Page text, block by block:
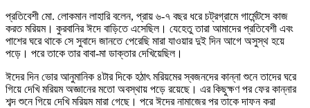
প্রতিবেশী মো. লোকমান লাহারি বলেন, প্রায় ৬-৭ বছর ধরে চট্রগ্রামে গার্মেন্টসে কাজ
করত মরিয়ম। কুরবানির ঈদে বাড়িতে এসেছিল। যেহেতু তারা আমাদের প্রতিবেশী এবং
পাশের ঘরে থাকে সে সুবাদে জানতে পেরেছি মারা যাওয়ার দুই দিন আগে অসুস্থ হয়ে
পড়ে। পরে তাকে তার বাবা-মা ডাক্তার দেখিয়েছিল।
ঈদের দিন ভোর আনুমানিক ৪টার দিকে হঠাৎ মরিয়মের স্বজনদের কান্না শুনে তাদের ঘরে
গিয়ে দেখি মরিয়ম অজ্ঞানের মতো অবস্থায় পড়ে রয়েছে। এর কিছুক্ষণ পর ফের কান্নার
শব্দ শুনে গিয়ে দেখি মরিয়ম মারা গেছে। পরে ঈদের নামাজের পর তাকে দাফন করা